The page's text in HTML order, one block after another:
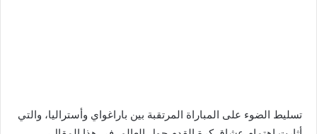
تسليط الضوء على المباراة المرتقبة بين باراغواي وأستراليا، والتي